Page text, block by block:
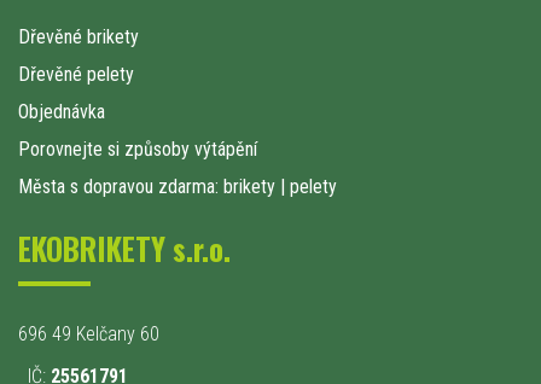
Dřevěné brikety
Dřevěné pelety
Objednávka
Porovnejte si způsoby výtápění
Města s dopravou zdarma: brikety | pelety
EKOBRIKETY s.r.o.
696 49 Kelčany 60
IČ: 25561791